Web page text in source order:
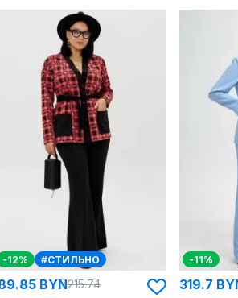
-12% #СТИЛЬНО
BYN215.74
-11%
319.7